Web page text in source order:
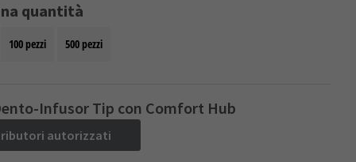
quantità
100 pezzi 500 pezzi
Infusor Tip con Comfort Hub
autorizzati